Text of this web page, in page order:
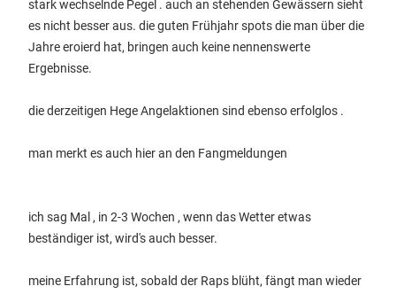
stark wechselnde Pegel . auch an stehenden Gewässern sieht
es nicht besser aus. die guten Frühjahr spots die man über die
Jahre eroierd hat, bringen auch keine nennenswerte
Ergebnisse.
die derzeitigen Hege Angelaktionen sind ebenso erfolglos .
man merkt es auch hier an den Fangmeldungen
ich sag Mal , in 2-3 Wochen , wenn das Wetter etwas
beständiger ist, wird's auch besser.
meine Erfahrung ist, sobald der Raps blüht, fängt man wieder